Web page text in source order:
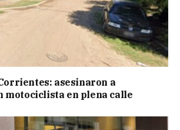
asesinaron a
motociclista en plena calle